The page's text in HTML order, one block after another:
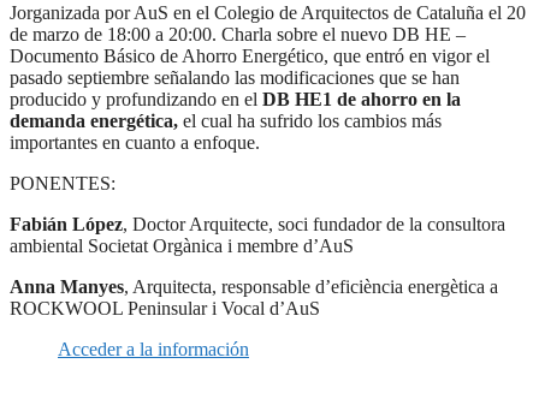
Jorganizada por AuS en el Colegio de Arquitectos de Cataluña el 20
de marzo de 18:00 a 20:00. Charla sobre el nuevo DB HE –
Documento Básico de Ahorro Energético, que entró en vigor el
pasado septiembre señalando las modificaciones que se han
producido y profundizando en el DB HE1 de ahorro en la
demanda energética, el cual ha sufrido los cambios más
importantes en cuanto a enfoque.
PONENTES:
Fabián López, Doctor Arquitecte, soci fundador de la consultora
ambiental Societat Orgànica i membre d’AuS
Anna Manyes, Arquitecta, responsable d’eficiència energètica a
ROCKWOOL Peninsular i Vocal d’AuS
Acceder a la información